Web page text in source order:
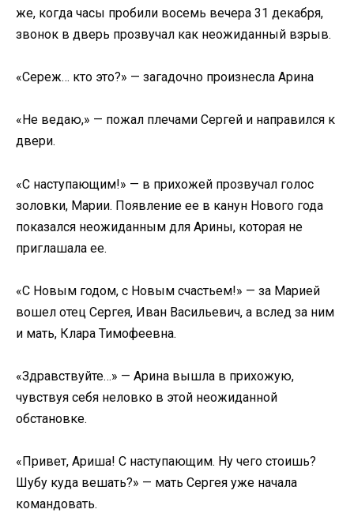
же, когда часы пробили восемь вечера 31 декабря,
звонок в дверь прозвучал как неожиданный взрыв.
«Сереж… кто это?» — загадочно произнесла Арина
«Не ведаю,» — пожал плечами Сергей и направился к
двери.
«С наступающим!» — в прихожей прозвучал голос
золовки, Марии. Появление ее в канун Нового года
показался неожиданным для Арины, которая не
приглашала ее.
«С Новым годом, с Новым счастьем!» — за Марией
вошел отец Сергея, Иван Васильевич, а вслед за ним
и мать, Клара Тимофеевна.
«Здравствуйте…» — Арина вышла в прихожую,
чувствуя себя неловко в этой неожиданной
обстановке.
«Привет, Ариша! С наступающим. Ну чего стоишь?
Шубу куда вешать?» — мать Сергея уже начала
командовать.